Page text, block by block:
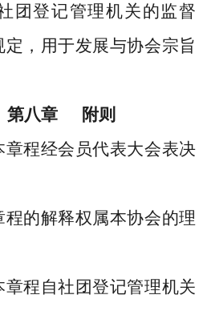
团登记管理机关的监督
，用于发展与协会宗旨
第八章
附则
章程经会员代表大会表决
程的解释权属本协会的理
章程自社团登记管理机关